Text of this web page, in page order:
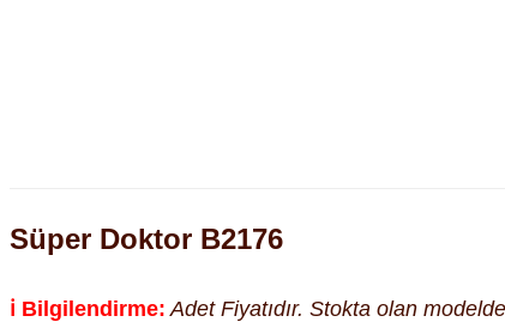
Süper Doktor B2176
ℹ️ Bilgilendirme: Adet Fiyatıdır. Stokta olan